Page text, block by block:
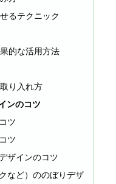
るテクニック
的な活用方法
り入れ方
ンのコツ
ツ
ツ
ザインのコツ
など）ののぼりデザ